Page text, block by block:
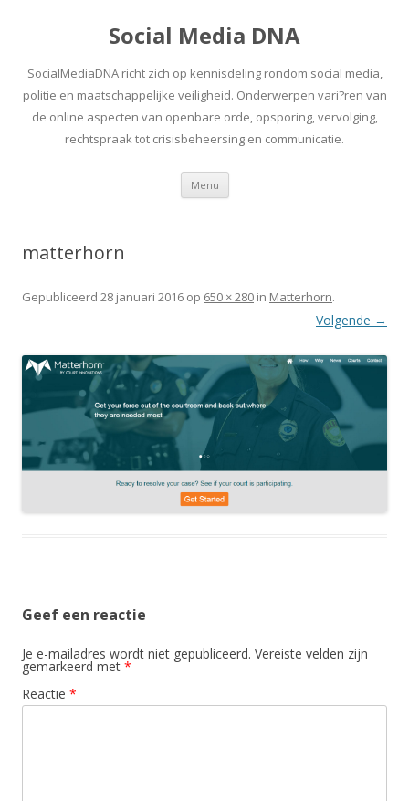
Social Media DNA
SocialMediaDNA richt zich op kennisdeling rondom social media,
politie en maatschappelijke veiligheid. Onderwerpen vari?ren van
de online aspecten van openbare orde, opsporing, vervolging,
rechtspraak tot crisisbeheersing en communicatie.
Menu Spring
inhoud
matterhorn
Gepubliceerd 28 januari 2016 op 650 × 280 in Matterhorn.
Volgende →
Geef een reactie
Je e-mailadres wordt niet gepubliceerd. Vereiste velden zijn
gemarkeerd met *
Reactie *